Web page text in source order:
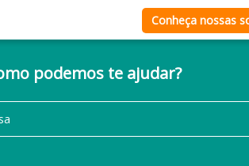
Conheça nossas
podemos te ajudar?